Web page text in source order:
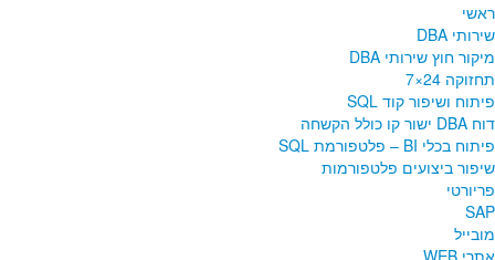
ראשי
שירותי DBA‎
מיקור חוץ שירותי DBA
תחזוקה 24×7
פיתוח ושיפור קוד SQL
דוח DBA ישור קו כולל הקשחה
פיתוח בכלי BI – פלטפורמת SQL
שיפור ביצועים פלטפורמות
פריורטי
SAP
מובייל
אתרי WEB